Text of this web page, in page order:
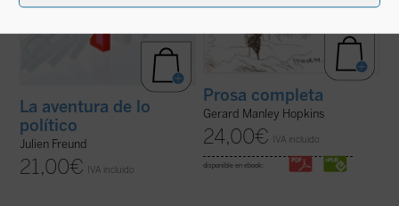
La aventura de lo
político
Julien Freund
21,00€ IVA incluido
Prosa completa
Gerard Manley Hopkins
24,00€ IVA incluido
disponible en ebook: